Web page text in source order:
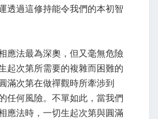
透過這修持能令我們的本初智
應法最為深奧，但又毫無危險
起次第所需要的複雜而困難的
滿次第在做禪觀時所牽涉到
任何風險。不單如此，當我們
應法時，一切生起次第與圓滿